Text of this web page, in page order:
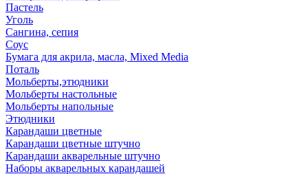
Пастель
Уголь
Сангина, сепия
Соус
Бумага для акрила, масла, Mixed Media
Поталь
Мольберты,этюдники
Мольберты настольные
Мольберты напольные
Этюдники
Карандаши цветные
Карандаши цветные штучно
Карандаши акварельные штучно
Наборы акварельных карандашей